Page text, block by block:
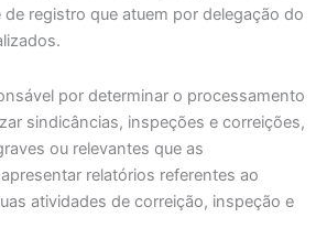
registro que atuem por delegação do
por determinar o processamento
sindicâncias, inspeções e correições,
ou relevantes que as
relatórios referentes ao
atividades de correição, inspeção e